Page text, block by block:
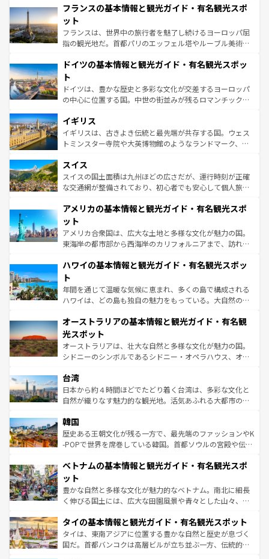
なお、新着のイタリア情報はコンテンツ一覧を参照してほ
しい。
文化が根付くこの国では、情熱的なフラメンコ、熱気あふ
れる闘牛、そして美味しいタパスが生活の一部となってい
る。首都マドリードの洗練された雰囲気や、バルセロナの
アートに溢れた街角から、地方では古代ローマ遺跡や中世
せる。地方によって風土や気候が異なるスペインはその個
ンテンツ一覧 を参照してほしい。
フランスの基本情報と観光ガイド・有名観光スポ
ット
フランスは、世界中の旅行者を魅了し続けるヨーロッパ屈
指の観光地だ。首都パリのエッフェル塔やルーブル美術館
で、幅広い魅力が詰まっている。華麗な宮殿、歴史的な大
聖堂、美しいビーチ、そして豊かな自然が、訪れる者を心
から魅了する。また、フランスは美食の国としても知ら
れ、フランス料理はユネスコ無形文化遺産にも登録されて
香り高いラベンダー畑など、多彩な楽しみ方が可能だ。さ
らに、パリ以外の地域にも魅力が溢れており、どの街角に
も豊かな歴史と文化が息づいている。パリ以外の個性あふ
を参照してほしい。
ドイツの基本情報と観光ガイド・有名観光スポッ
ト
ドイツは、豊かな歴史と多彩な文化が交差するヨーロッパ
の中心に位置する国。中世の街並みが残るロマンチック街
顔を持つこの国は、どこを歩いても飽きることがない。ベ
ルリンの文化的活気、バイエルン州のアルプスの絶景、そ
してライン川沿いのワイン畑といった風景は必見。ビール
は、お酒好きな人にはぜひ体験してほしい。 なお、新着の
ドイツ情報はコンテンツ一覧を参照してほしい。
イギリス
イギリスは、古きよき伝統と最先端が共存する国。ウェス
トミンスター寺院や大英博物館のようなランドマーク、歴
リアごとに異なる魅力がある。また、優雅なアフタヌーン
ティー、ビール好きにはたまらない英国パブ、サッカー観
戦など、本場だからこそできる体験も豊富。イギリスを旅
ンツ一覧を参照してほしい。
スイス
スイスの国土面積は九州ほどの広さだが、運行時刻が正確
な交通網が整備されており、初心者でも安心して個人旅行
の建物がそのまま残る町や、スイスならではのユニークな
博物館もあり、アルプス観光だけでなく町歩きも満喫する
ことができる。国民の所得が高いため物価も高いが、旅行
者向けの交通パス提供のサービスもあり、うまく活用すれ
着のスイス情報はコンテンツ一覧を参照してほしい。
アメリカの基本情報と観光ガイド・有名観光スポ
ット
アメリカ合衆国は、広大な土地と多様な文化が魅力の国。
東海岸の都市部から西海岸のカリフォルニアまで、訪れる
のような巨大都市は、観光、ショッピング、エンターテイ
ンメントが詰まった刺激的なスポットだ。一方、アメリカ
西部には大自然が広がり、グランドキャニオンやイエロー
ストーン国立公園といった絶景が堪能できる。さらに、南
文化が魅力。旅行者はアメリカの各地域で異なる魅力を楽
しみながら、その多様性と豊かな歴史を感じることができ
るだろう。車でのロードトリップや列車の旅も、アメリカ
ならではの贅沢な旅のスタイルだ。 なお、新着のアメリカ
情報は コンテンツ一覧 を参照してほしい。
ハワイの基本情報と観光ガイド・有名観光スポッ
ト
年間を通じて温暖な気候に恵まれ、多くの島で構成される
ハワイは、どの島も独自の魅力をもっている。大自然の神
ワイ島は見逃せない。また、定番の観光地といえばオアフ
島だが、静かな自然を求めるならマウイ島やカウアイ島が
おすすめ。エメラルドグリーンに輝く海をはじめ、豊かな
文化や歴史が息づいている。「アロハスピリット」と呼ば
人々、おいしいローカルフードやハワイアンミュージッ
ク、伝統的なフラダンスなど、すべてがハワイの魅力を彩
っている。訪れるたびに新しい発見と感動が待っているハ
はコンテンツ一覧
オーストラリアの基本情報と観光ガイド・有名観
光スポット
オーストラリアは、壮大な自然と多様な文化が魅力の国。
シドニーのシンボルであるシドニー・オペラハウス、オー
リアリーフや大陸中央部にそびえるウルル（エアーズロッ
ク）、タスマニアの美しい原生林やケアンズの熱帯雨林な
ど、見どころがたくさん。また、カフェやワイン、オージ
いる。アクティビティも充実しており、サーフィンやダイ
ビング、ハイキングなど、アウトドア好きにはたまらな
い。オーストラリアの多彩な魅力を存分に味わいつくそ
参照してほしい。
台湾
日本から約４時間ほどでたどり着く台湾は、多彩な文化と
自然が織りなす魅力的な観光地。活気あふれる大都市の台
ン）、静ひつな山岳地帯である台湾東部など、都市の喧騒
と山間の静けさが共存しており、訪れる人に新しい発見と
驚きをもたらしてくれる。また、奥深い台湾の食文化も魅
容にもいいと評判のスイーツなど、バラエティ豊かな料理
照してほしい。
韓国
歴史ある王朝文化が残る一方で、最先端のファッションやK
-POPで世界を席巻している韓国。首都ソウルの宮殿や伝統
き、地方に足を延ばせば四季折々の自然美を楽しむことが
できる。そして、キムチや焼肉、絶品のストリートフード
まで、さまざまな韓国料理が待っている。夜には、韓国な
らではのナイトライフも堪能できる。あたたかいホスピタ
わってみてほしい。 なお、新着の韓国情報はコンテンツ一
覧 を参照してほしい。
ベトナムの基本情報と観光ガイド・有名観光スポ
ット
豊かな自然と多様な文化が魅力的なベトナム。南北に細長
く伸びる国土には、広大な田園風景や青々とした山々、世
急速な発展と共に伝統が息づく。ハノイの古い町並みやホ
ーチミン市のフランス統治時代の建物も、独特の雰囲気を
醸し出している。また、バラエティの豊かさとおいしさで
タイの基本情報と観光ガイド・有名観光スポット
タイは、東南アジアに位置する豊かな自然と歴史が息づく
国だ。首都バンコクは高層ビルが立ち並ぶ一方、伝統的な